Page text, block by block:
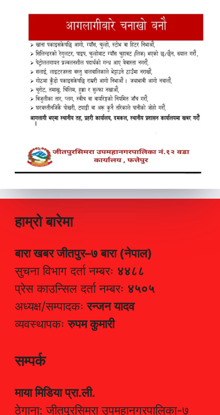
हाम्रो बारेमा
बारा खबर जीतपुर–७ बारा (नेपाल)
सुचना विभाग दर्ता नम्बरः ४४८८
प्रेस काउन्सिल दर्ता नम्बरः ४५०५
अध्यक्ष/सम्पादकःरन्जन यादव
व्यवस्थापकःरुपम कुमारी
सम्पर्क
माया मिडिया प्रा.ली.
ठेगाना: जीतपुरसिमरा उपमहानगरपालिका-७